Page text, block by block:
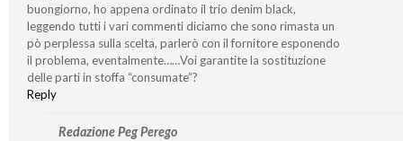
buongiorno, ho appena ordinato il trio denim black,
leggendo tutti i vari commenti diciamo che sono rimasta un
pò perplessa sulla scelta, parlerò con il fornitore esponendo
il problema, eventalmente……Voi garantite la sostituzione
delle parti in stoffa “consumate”?
Reply
Redazione Peg Perego